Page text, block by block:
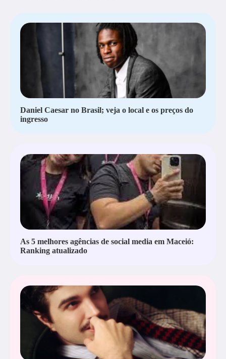
Daniel Caesar no Brasil; veja o local e os preços do
ingresso
As 5 melhores agências de social media em Maceió:
Ranking atualizado